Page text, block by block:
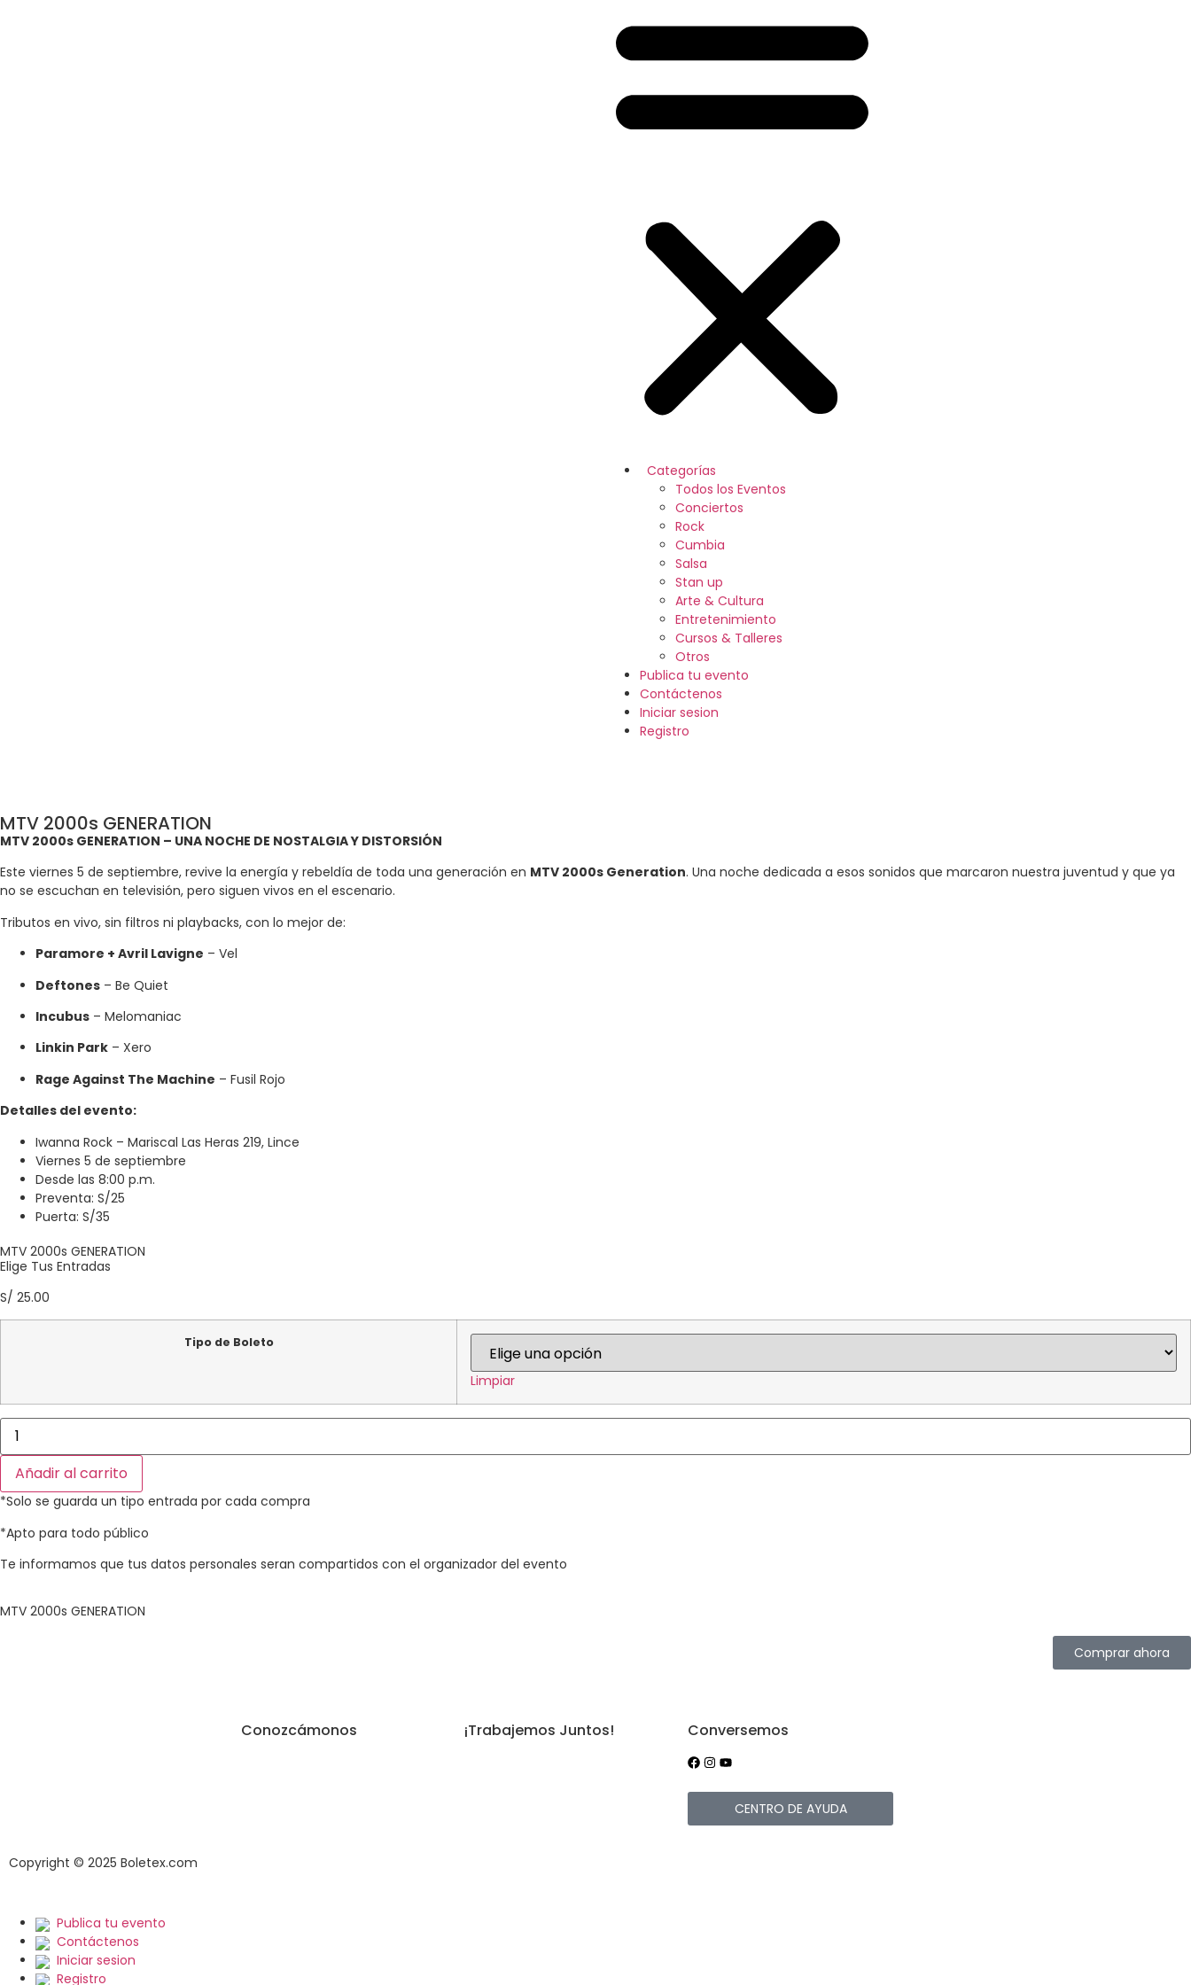
Categorías
Todos los Eventos
Conciertos
Rock
Cumbia
Salsa
Stan up
Arte & Cultura
Entretenimiento
Cursos & Talleres
Otros
Publica tu evento
Contáctenos
Iniciar sesion
Registro
MTV 2000s GENERATION
MTV 2000s GENERATION – UNA NOCHE DE NOSTALGIA Y DISTORSIÓN
Este viernes 5 de septiembre, revive la energía y rebeldía de toda una generación en MTV 2000s Generation. Una noche dedicada a esos sonidos que marcaron nuestra juventud y que ya
no se escuchan en televisión, pero siguen vivos en el escenario.
Tributos en vivo, sin filtros ni playbacks, con lo mejor de:
Paramore + Avril Lavigne – Vel
Deftones – Be Quiet
Incubus – Melomaniac
Linkin Park – Xero
Rage Against The Machine – Fusil Rojo
Detalles del evento:
Iwanna Rock – Mariscal Las Heras 219, Lince
Viernes 5 de septiembre
Desde las 8:00 p.m.
Preventa: S/25
Puerta: S/35
MTV 2000s GENERATION
Elige Tus Entradas
S/ 25.00
Tipo de Boleto
Limpiar
Añadir al carrito
*Solo se guarda un tipo entrada por cada compra​
*Apto para todo público​
Te informamos que tus datos personales seran compartidos con el organizador del evento
MTV 2000s GENERATION
Comprar ahora
Conozcámonos ¡Trabajemos Juntos! Conversemos
CENTRO DE AYUDA
Copyright © 2025 Boletex.com
Publica tu evento
Contáctenos
Iniciar sesion
Registro